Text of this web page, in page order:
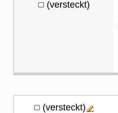
(versteckt)
(versteckt)